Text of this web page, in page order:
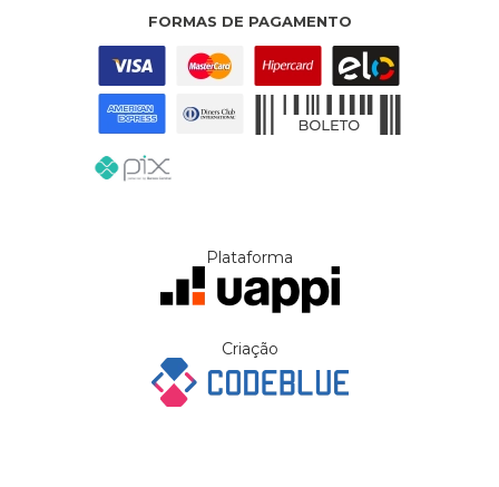
FORMAS DE PAGAMENTO
Plataforma
Criação